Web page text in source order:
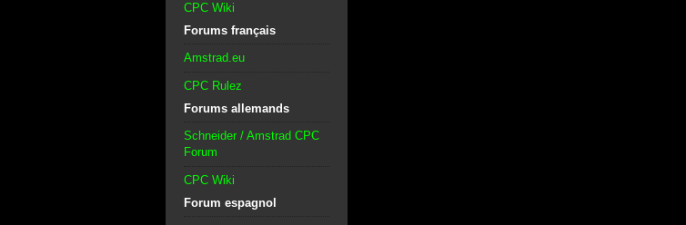
CPC Wiki
Forums français
Amstrad.eu
CPC Rulez
Forums allemands
Schneider / Amstrad CPC
Forum
CPC Wiki
Forum espagnol